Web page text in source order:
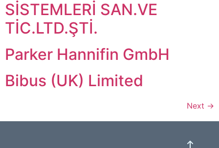
SİSTEMLERİ SAN.VE
TİC.LTD.ŞTİ.
Parker Hannifin GmbH
Bibus (UK) Limited
Next →